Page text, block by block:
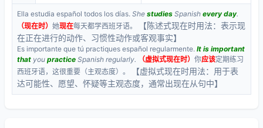
Ella estudia español todos los días. She studies Spanish every day.
（现在时） 她现在每天都学西班牙语。
【陈述式现在时用法：表示现
在正在进行的动作、习惯性动作或客观事实】
Es importante que tú practiques español regularmente. It is important
that you practice Spanish regularly. （虚拟式现在时） 你应该定期练习
西班牙语，这很重要（主观态度）。
【虚拟式现在时用法：用于表
达可能性、愿望、怀疑等主观态度，通常出现在从句中】